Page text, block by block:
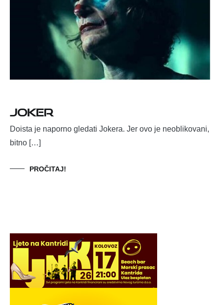
Joker
Doista je naporno gledati Jokera. Jer ovo je neoblikovani,
bitno […]
PROČITAJ!